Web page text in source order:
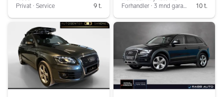
Privat ∙ Service
9 t.
Forhandler ∙ 3 mnd garanti
10 t.